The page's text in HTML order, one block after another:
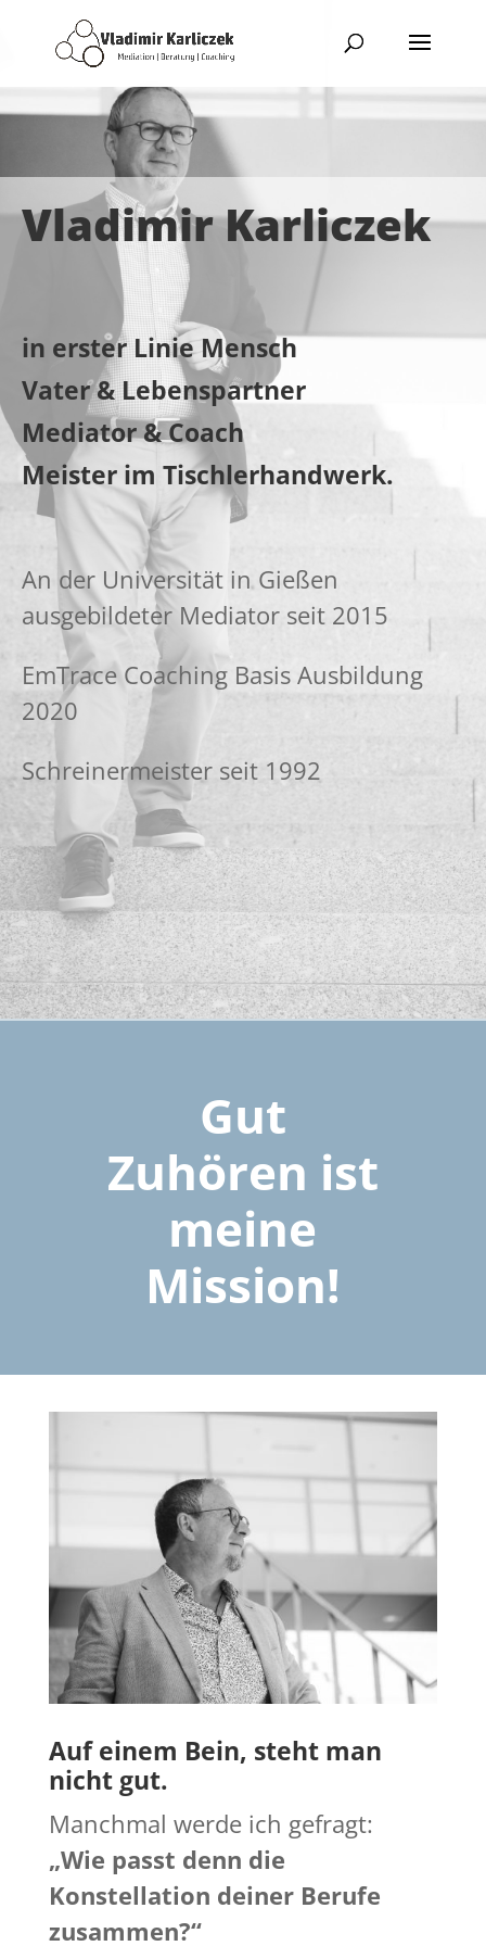
Vladimir Karliczek
in erster Linie Mensch
Vater & Lebenspartner
Mediator & Coach
Meister im Tischlerhandwerk.
An der Universität in Gießen
ausgebildeter Mediator seit 2015
EmTrace Coaching Basis Ausbildung
2020
Schreinermeister seit 1992
Gut
Zuhören ist
meine
Mission!
Auf einem Bein, steht man
nicht gut.
Manchmal werde ich gefragt:
„Wie passt denn die
Konstellation deiner Berufe
zusammen?“